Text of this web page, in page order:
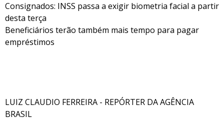
Consignados: INSS passa a exigir biometria facial a partir
desta terça
Beneficiários terão também mais tempo para pagar
empréstimos
LUIZ CLAUDIO FERREIRA - REPÓRTER DA AGÊNCIA
BRASIL